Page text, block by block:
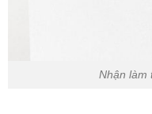
Nhận làm